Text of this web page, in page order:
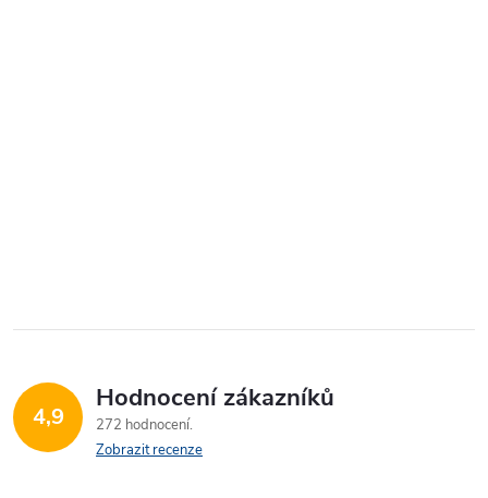
4,9
Hodnocení zákazníků
272 hodnocení
Zobrazit recenze